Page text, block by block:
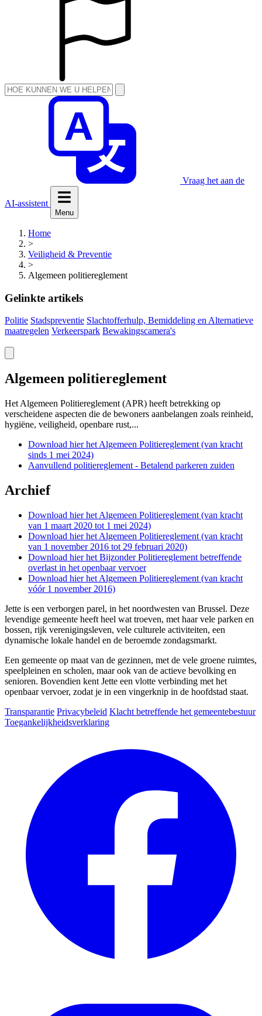
Vraag het aan de
AI-assistent
Menu
Home
>
Veiligheid & Preventie
>
Algemeen politiereglement
Gelinkte artikels
Politie Stadspreventie Slachtofferhulp, Bemiddeling en Alternatieve
maatregelen Verkeerspark Bewakingscamera's
Algemeen politiereglement
Het Algemeen Politiereglement (APR) heeft betrekking op
verscheidene aspecten die de bewoners aanbelangen zoals reinheid,
hygiëne, veiligheid, openbare rust,...
Download hier het Algemeen Politiereglement (van kracht
sinds 1 mei 2024)
Aanvullend politiereglement - Betalend parkeren zuiden
Archief
Download hier het Algemeen Politiereglement (van kracht
van 1 maart 2020 tot 1 mei 2024)
Download hier het Algemeen Politiereglement (van kracht
van 1 november 2016 tot 29 februari 2020)
Download hier het Bijzonder Politiereglement betreffende
overlast in het openbaarvervoer
Download hier het Algemeen Politiereglement (van kracht
vóór 1 november 2016)
Jette is een verborgen parel, in het noordwesten van Brussel. Deze
levendige gemeente heeft heel wat troeven, met haar vele parken en
bossen, rijk verenigingsleven, vele culturele activiteiten, een
dynamische lokale handel en de beroemde zondagsmarkt.
Een gemeente op maat van de gezinnen, met de vele groene ruimtes,
speelpleinen en scholen, maar ook van de actieve bevolking en
senioren. Bovendien kent Jette een vlotte verbinding met het
openbaar vervoer, zodat je in een vingerknip in de hoofdstad staat.
Transparantie Privacybeleid Klacht betreffende het gemeentebestuur
Toegankelijkheidsverklaring